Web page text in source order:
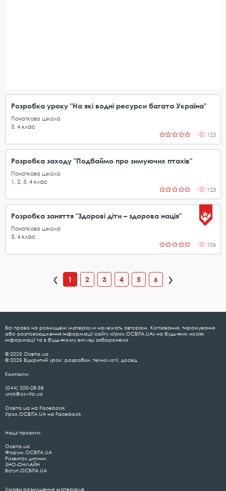
Розробка уроку "На які водні ресурси багата Україна"
Початкова школа
3 4 клас
125
Розробка заходу "Подбаймо про зимуючих птахів"
Початкова школа
1
2 3 4 клас
123
Розробка заняття "Здорові діти – здорова нація"
Початкова школа
3 4 клас
106
1 2 3 4 5 6
Всі права на розміщені матеріали належать авторам. Копіювання, тиражування
або розповсюдження інформації сайту «Урок.ОСВІТА.UA» на будь-яких носіях
інформації та в будь-якому вигляді заборонено
© 2025 Освіта.ua
© 2025 Відкритий урок: розробки, технології, досвід
Контакти:
(044) 200-28-38
urok@osvita.ua
Освіта.ua на Facebook
Урок.ОСВІТА.UA на Facebook
Наші проєкти:
Освіта.ua
Форум.ОСВІТА.UA
Розвиток дитини
ЗНО-ОНЛАЙН
Вступ.ОСВІТА.UA
Умови розміщення матеріалів